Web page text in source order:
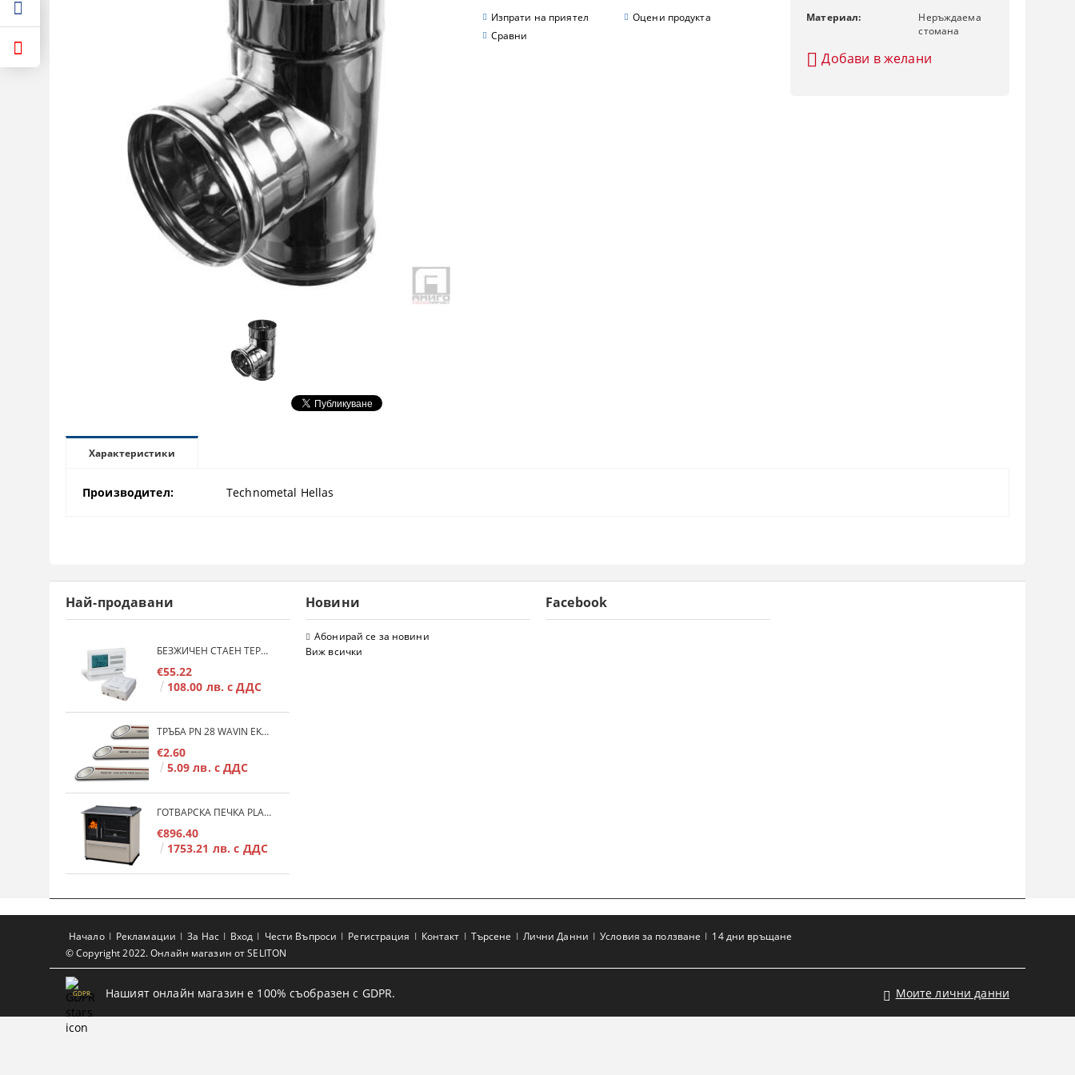
Изпрати на приятел
Оцени продукта
Сравни
Материал:
Неръждаема
стомана
Добави в желани
Характеристики
Производител: Technometal Hellas
Най-продавани
БЕЗЖИЧЕН СТАЕН ТЕРМОСТАТ COMPUTHERM Q7RF
€55.22
108.00 лв. с ДДС
ТРЪБА PN 28 WAVIN EKOPLASTIK FIBER BASALT PLUS - 3М/БР.
€2.60
5.09 лв. с ДДС
ГОТВАРСКА ПЕЧКА PLAMEN 850 GLAS 11KW
€896.40
1753.21 лв. с ДДС
Новини
Абонирай се за новини
Виж всички
Facebook
© Copyright 2022. Онлайн магазин от SELITON
Начало Рекламации За Нас Вход Чести Въпроси Регистрация Контакт Търсене Лични Данни Условия за ползване 14 дни връщане
GDPR Нашият онлайн магазин е 100% съобразен с GDPR. Моите лични данни